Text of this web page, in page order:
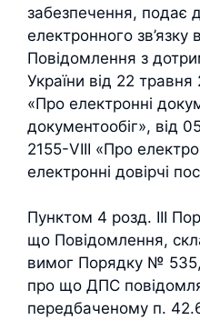
забезпечення, подає
електронного зв’язку
Повідомлення з
України від 22
«Про електронні
документообіг», від
2155-VIII «Про
електронні довірчі
Пунктом 4 розд. ІІІ
що Повідомлення,
вимог Порядку №
про що ДПС
передбаченому п.